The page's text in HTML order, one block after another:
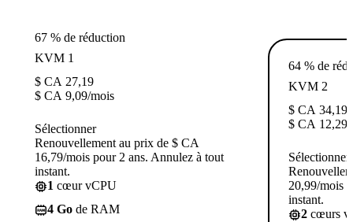
67 % de réduction
KVM 1
$ CA 27,19
$ CA 9,09/mois
Sélectionner
Renouvellement au prix de $ CA
16,79/mois pour 2 ans. Annulez à tout
instant.
1 cœur vCPU
4 Go de RAM
64 % de
KVM 2
$ CA 34,19
$ CA 12,29
Sélectionner
20,99/mois
instant.
2 cœurs